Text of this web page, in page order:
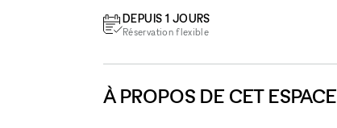
DEPUIS 1 JOURS
Réservation flexible
À PROPOS DE CET ESPACE